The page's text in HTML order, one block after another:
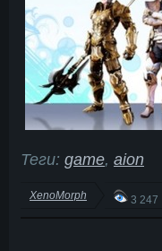
Теги: game, aion
XenoMorph 3 247